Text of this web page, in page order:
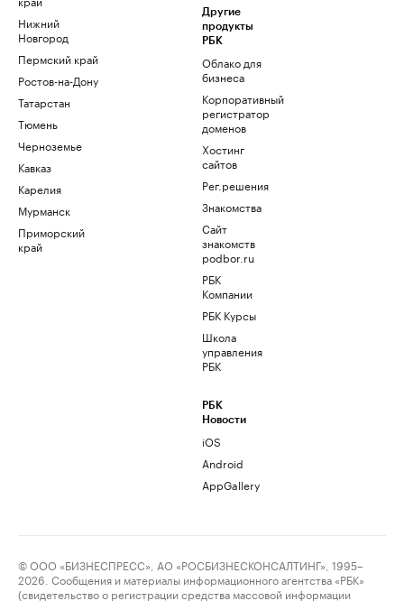
Нижний
Новгород
Пермский край
Ростов-на-Дону
Татарстан
Тюмень
Черноземье
Кавказ
Карелия
Мурманск
Приморский
край
Другие
продукты
РБК
Облако для
бизнеса
Корпоративный
регистратор
доменов
Хостинг
сайтов
Рег.решения
Знакомства
Сайт
знакомств
podbor.ru
РБК
Компании
РБК Курсы
Школа
управления
РБК
РБК
Новости
iOS
Android
AppGallery
© ООО «БИЗНЕСПРЕСС», АО «РОСБИЗНЕСКОНСАЛТИНГ», 1995–
2026. Сообщения и материалы информационного агентства «РБК»
(свидетельство о регистрации средства массовой информации